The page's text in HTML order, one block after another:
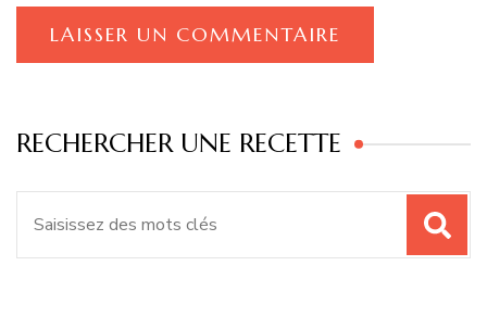
RECHERCHER UNE RECETTE